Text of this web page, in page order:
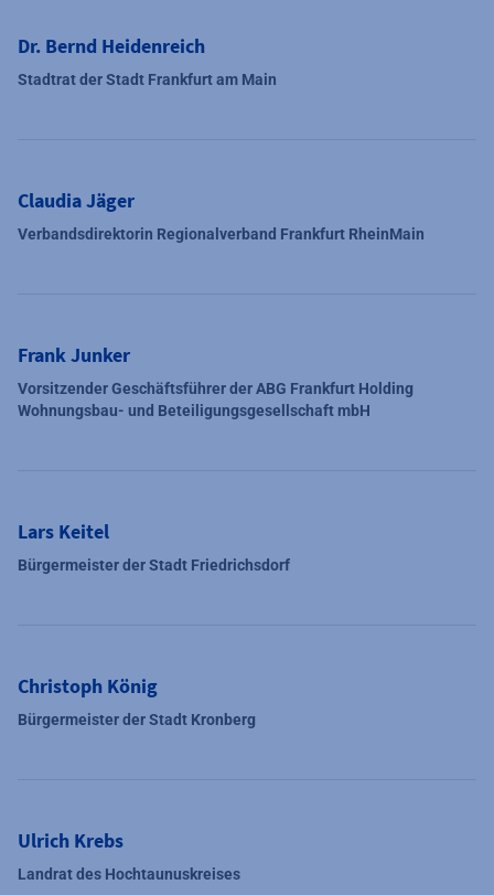
Dr. Bernd Heidenreich
Stadtrat der Stadt Frankfurt am Main
Claudia Jäger
Verbandsdirektorin Regionalverband Frankfurt RheinMain
Frank Junker
Vorsitzender Geschäftsführer der ABG Frankfurt Holding
Wohnungsbau- und Beteiligungsgesellschaft mbH
Lars Keitel
Bürgermeister der Stadt Friedrichsdorf
Christoph König
Bürgermeister der Stadt Kronberg
Ulrich Krebs
Landrat des Hochtaunuskreises